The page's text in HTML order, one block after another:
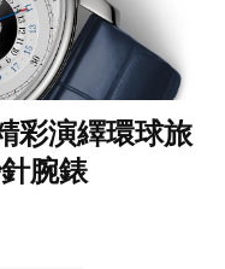
彩演繹環球旅
腕錶